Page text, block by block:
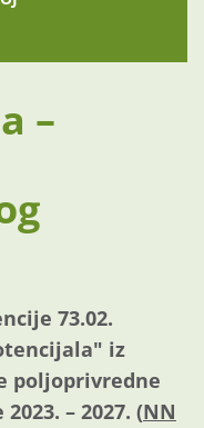
–
73.02.
iz
poljoprivredne
– 2027. (NN